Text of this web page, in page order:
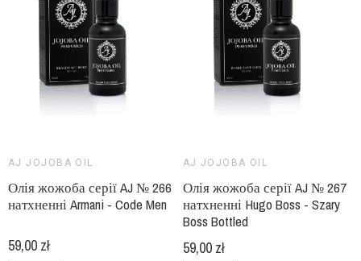
AJ JOJOBA OIL
Олія жожоба серії AJ № 266
натхненні Armani - Code Men
59,00 zł
AJ JOJOBA OIL
Олія жожоба серії AJ № 267
натхненні Hugo Boss - Szary
Boss Bottled
59,00 zł